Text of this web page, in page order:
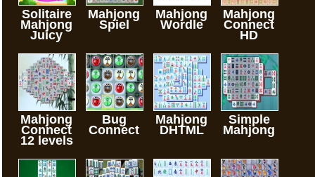
Solitaire
Mahjong
Juicy
Mahjong
Spiel
Mahjong
Wordle
Mahjong
Connect
HD
Mahjong
Connect
12 levels
Bug
Connect
Mahjong
DHTML
Simple
Mahjong